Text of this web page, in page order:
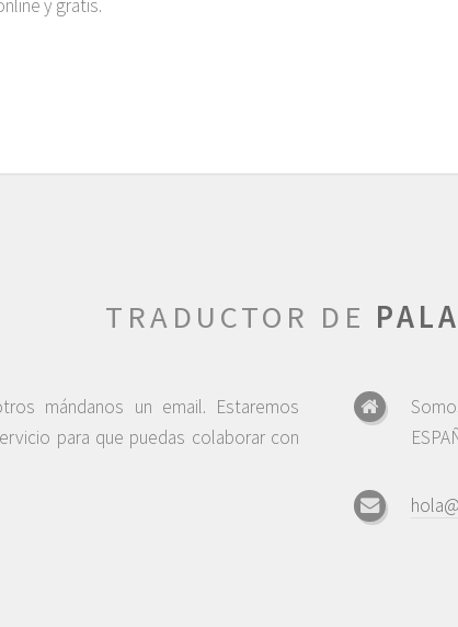
y gratis.
TRADUCTOR DE
mándanos un email. Estaremos
para que puedas colaborar con